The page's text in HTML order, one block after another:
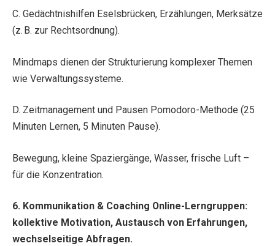
C. Gedächtnishilfen Eselsbrücken, Erzählungen, Merksätze
(z. B. zur Rechtsordnung).
Mindmaps dienen der Strukturierung komplexer Themen
wie Verwaltungssysteme.
D. Zeitmanagement und Pausen Pomodoro-Methode (25
Minuten Lernen, 5 Minuten Pause).
Bewegung, kleine Spaziergänge, Wasser, frische Luft –
für die Konzentration.
6. Kommunikation & Coaching Online-Lerngruppen:
kollektive Motivation, Austausch von Erfahrungen,
wechselseitige Abfragen.